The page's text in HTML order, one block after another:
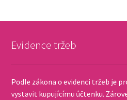
Evidence tržeb
Podle zákona o evidenci tržeb je
vystavit kupujícímu účtenku.